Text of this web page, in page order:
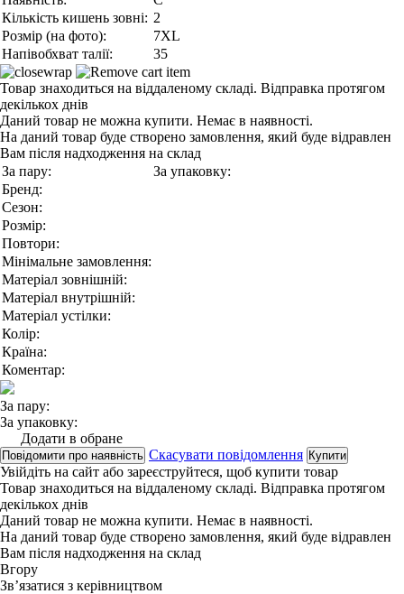
Кількість кишень зовні: 2
Розмір (на фото):
7XL
Напівобхват талії:
35
Товар знаходиться на віддаленому складі. Відправка протягом
декількох днів
Даний товар не можна купити. Немає в наявності.
На даний товар буде створено замовлення, який буде відравлен
Вам після надходження на склад
За пару:
За упаковку:
Бренд:
Сезон:
Розмір:
Повтори:
Мінімальне замовлення:
Матеріал зовнішній:
Матеріал внутрішній:
Матеріал устілки:
Колір:
Країна:
Коментар:
За пару:
За упаковку:
Додати в обране
Повідомити про наявність Скасувати повідомлення Купити
Увійдіть на сайт або зареєструйтеся, щоб купити товар
Товар знаходиться на віддаленому складі. Відправка протягом
декількох днів
Даний товар не можна купити. Немає в наявності.
На даний товар буде створено замовлення, який буде відравлен
Вам після надходження на склад
Вгору
Зв’язатися з керівництвом